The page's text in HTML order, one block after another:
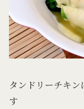
タンドリーチキ
す